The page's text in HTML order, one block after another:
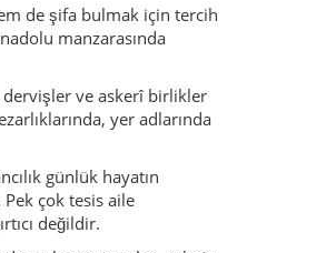
düğünleri hâlâ
ve türküler, sadece özel
canlıdır. Kadınlar el işi,
bir saati bulan